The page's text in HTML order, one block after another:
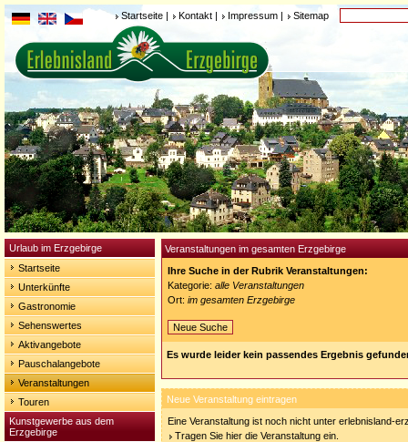
Startseite | Kontakt | Impressum | Sitemap
Urlaub im Erzgebirge
Startseite
Unterkünfte
Gastronomie
Sehenswertes
Aktivangebote
Pauschalangebote
Veranstaltungen
Touren
Kunstgewerbe aus dem
Erzgebirge
Veranstaltungen im gesamten Erzgebirge
Ihre Suche in der Rubrik Veranstaltungen:
Kategorie: alle Veranstaltungen
Ort: im gesamten Erzgebirge
Neue Suche
Es wurde leider kein passendes Ergebnis
Neue Veranstaltung eintragen
Eine Veranstaltung ist noch nicht unter erlebnisland-
Tragen Sie hier die Veranstaltung ein.